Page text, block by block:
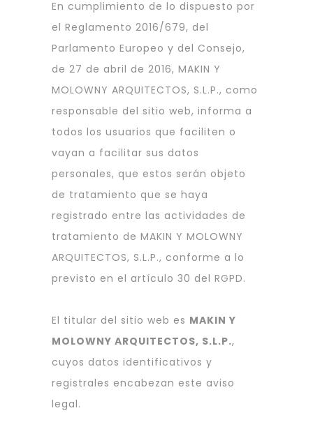
En cumplimiento de lo dispuesto por
el Reglamento 2016/679, del
Parlamento Europeo y del Consejo,
de 27 de abril de 2016, MAKIN Y
MOLOWNY ARQUITECTOS, S.L.P., como
responsable del sitio web, informa a
todos los usuarios que faciliten o
vayan a facilitar sus datos
personales, que estos serán objeto
de tratamiento que se haya
registrado entre las actividades de
tratamiento de MAKIN Y MOLOWNY
ARQUITECTOS, S.L.P., conforme a lo
previsto en el artículo 30 del RGPD.
El titular del sitio web es MAKIN Y
MOLOWNY ARQUITECTOS, S.L.P.,
cuyos datos identificativos y
registrales encabezan este aviso
legal.